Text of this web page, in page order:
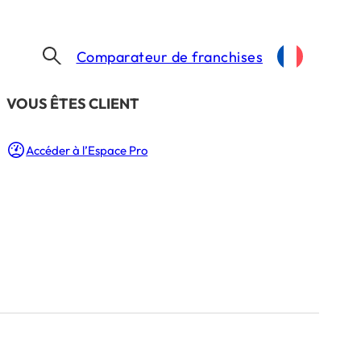
​VOUS ÊTES CLIENT
Accéder à l’Espace Pro
Comparateur de franchises
XO7